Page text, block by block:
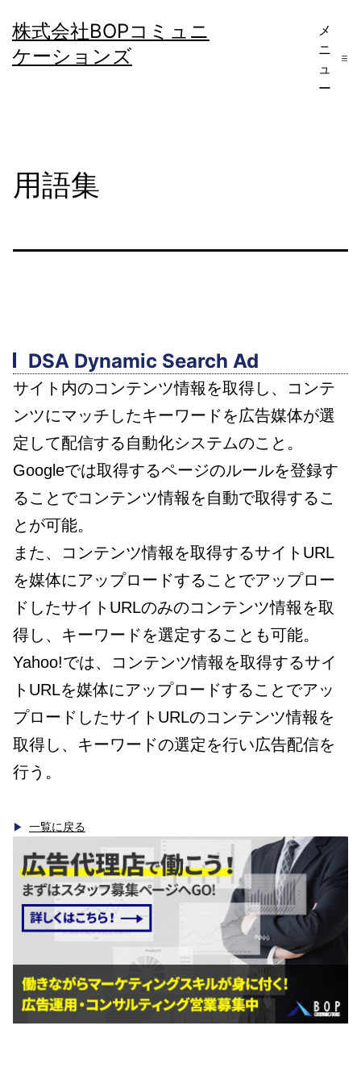
ン
テ
株式会社BOPコミュニ
ケーションズ
メ
ニ
ュ
ー
用語集
DSA Dynamic Search Ad
サイト内のコンテンツ情報を取得し、コンテ
ンツにマッチしたキーワードを広告媒体が選
定して配信する自動化システムのこと。
Googleでは取得するページのルールを登録す
ることでコンテンツ情報を自動で取得するこ
とが可能。
また、コンテンツ情報を取得するサイトURL
を媒体にアップロードすることでアップロー
ドしたサイトURLのみのコンテンツ情報を取
得し、キーワードを選定することも可能。
Yahoo!では、コンテンツ情報を取得するサイ
トURLを媒体にアップロードすることでアッ
プロードしたサイトURLのコンテンツ情報を
取得し、キーワードの選定を行い広告配信を
行う。
一覧に戻る